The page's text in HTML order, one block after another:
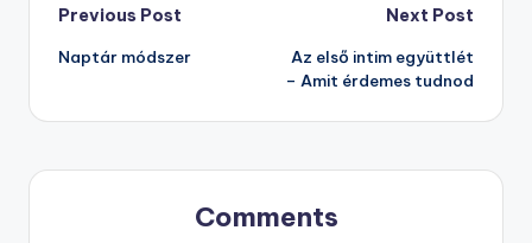
Post
navigation
Previous Post
Naptár módszer
Next Post
Az első intim együttlét
– Amit érdemes tudnod
Comments